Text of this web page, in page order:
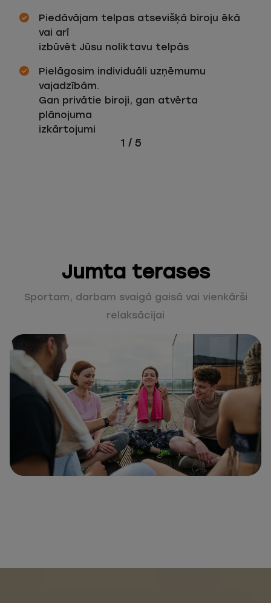
Piedāvājam telpas atsevišķā biroju ēkā
vai arī
izbūvēt Jūsu noliktavu telpās
Pielāgosim individuāli uzņēmumu
vajadzībām.
Gan privātie biroji, gan atvērta
plānojuma
izkārtojumi
1 / 5
Jumta terases
Sportam, darbam svaigā gaisā vai vienkārši
relaksācijai